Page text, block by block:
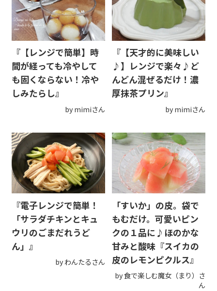
『【レンジで簡単】時
間が経っても冷やして
も固くならない！冷や
しみたらし』
by mimiさん
『【天才的に美味しい
♪】レンジで楽々♪ど
んどん混ぜるだけ！濃
厚抹茶プリン』
by mimiさん
『電子レンジで簡単！
「サラダチキンとキュ
ウリのごまだれうど
ん」』
by わんたるさん
「すいか」の皮。袋で
もむだけ。可愛いピン
クの１品に♪ほのかな
甘みと酸味『スイカの
皮のレモンピクルス』
by 食で楽しむ魔女（まり）さ
ん